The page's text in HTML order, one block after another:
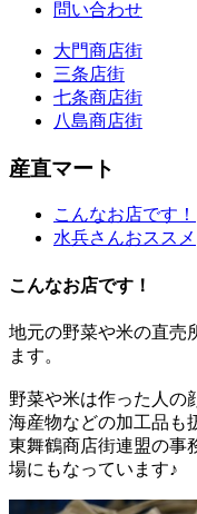
問い合わせ
大門商店街
三条店街
七条商店街
八島商店街
産直マート
こんなお店です！
水兵さんおススメ
こんなお店です！
地元の野菜や米の直売
ます。
野菜や米は作った人の
海産物などの加工品も
東舞鶴商店街連盟の事
場にもなっています♪